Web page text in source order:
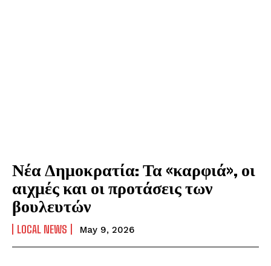
Νέα Δημοκρατία: Τα «καρφιά», οι
αιχμές και οι προτάσεις των
βουλευτών
LOCAL NEWS May 9, 2026